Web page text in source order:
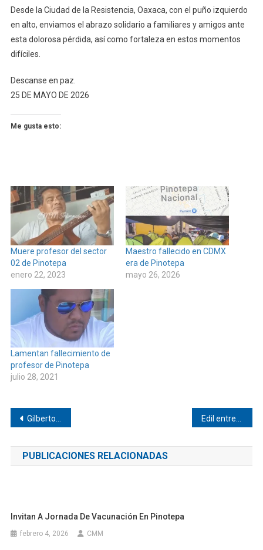
Desde la Ciudad de la Resistencia, Oaxaca, con el puño izquierdo
en alto, enviamos el abrazo solidario a familiares y amigos ante
esta dolorosa pérdida, así como fortaleza en estos momentos
difíciles.
Descanse en paz.
25 DE MAYO DE 2026
Me gusta esto:
Muere profesor del sector
02 de Pinotepa
enero 22, 2023
Maestro fallecido en CDMX
era de Pinotepa
mayo 26, 2026
Lamentan fallecimiento de
profesor de Pinotepa
julio 28, 2021
Navegación
de
entradas
Gilberto Melo da seguimiento a Corredor Zapoteca Edil entrega apoyos de salud en Jamiltepec
PUBLICACIONES RELACIONADAS
Invitan A Jornada De Vacunación En Pinotepa
febrero 4, 2026 CMM